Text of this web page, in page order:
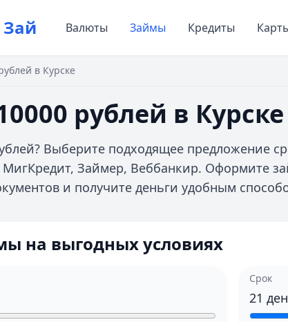
Зай Валюты Займы Кредиты
в Курске
рублей в Курске
Выберите подходящее предложение
МигКредит, Займер, Веббанкир. Оформите
и получите деньги удобным
на выгодных условиях
Срок
21